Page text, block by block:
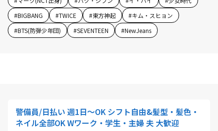
#BIGBANG #TWICE #東方神起 #キム・スヒョン
#BTS(防弾少年団) #SEVENTEEN #NewJeans
警備員/日払い 週1日～OK シフト自由&髪型・髪色・
ネイル全部OK Wワーク・学生・主婦 夫 大歓迎